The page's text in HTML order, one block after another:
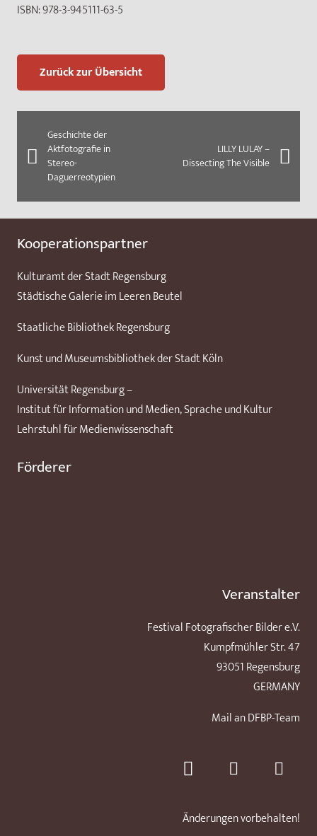
ISBN:978-3-945111-63-5
Zurück zur Übersicht
Geschichte der
Aktfotografie in
Stereo-
Daguerreotypien
LILLY LULAY –
Dissecting The Visible
Kooperationspartner
Kulturamt der Stadt Regensburg
Städtische Galerie im Leeren Beutel
Staatliche Bibliothek Regensburg
Kunst und Museumsbibliothek der Stadt Köln
Universität Regensburg –
Institut für Information und Medien, Sprache und Kultur
Lehrstuhl für Medienwissenschaft
Förderer
Veranstalter
Festival Fotografischer Bilder e.V.
Kumpfmühler Str. 47
93051 Regensburg
GERMANY
Mail an DFBP-Team
Änderungen vorbehalten!